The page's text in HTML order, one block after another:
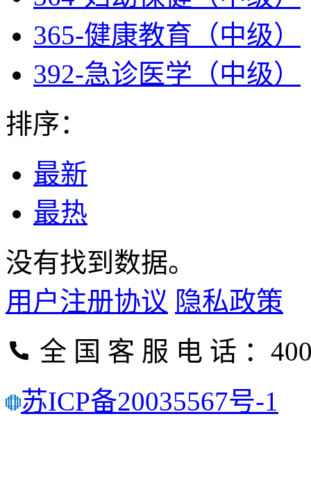
365-健康教育（中级）
392-急诊医学（中级）
排序：
最新
最热
没有找到数据。
用户注册协议 隐私政策
全 国 客 服 电 话 ：
苏ICP备20035567号-1